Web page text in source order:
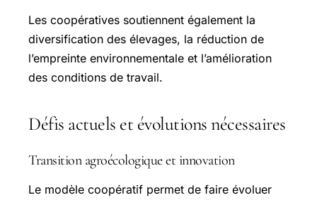
Les coopératives soutiennent également la
diversification des élevages, la réduction de
l’empreinte environnementale et l’amélioration
des conditions de travail.
Défis actuels et évolutions nécessaires
Transition agroécologique et innovation
Le modèle coopératif permet de faire évoluer